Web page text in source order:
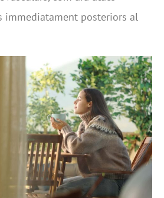
immediatament posteriors al